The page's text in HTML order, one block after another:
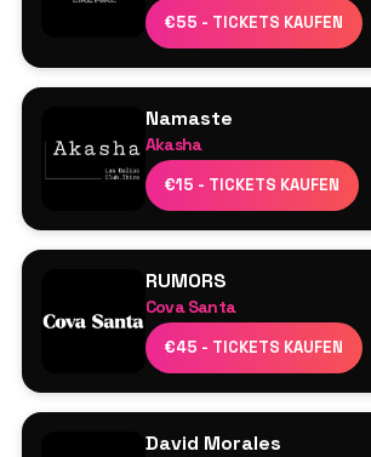
€55 - TICKETS KAUFEN
Dimitri Vegas & Like Mike
Oliver Heldens
Brina Knauss
Namaste
Akasha
€15 - TICKETS KAUFEN
Line-up wird noch bekannt
RUMORS
Cova Santa
€45 - TICKETS KAUFEN
Guy Gerber
David Morales